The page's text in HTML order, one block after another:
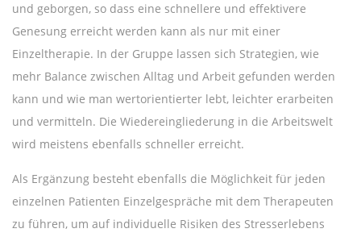
und geborgen, so dass eine schnellere und effektivere
Genesung erreicht werden kann als nur mit einer
Einzeltherapie. In der Gruppe lassen sich Strategien, wie
mehr Balance zwischen Alltag und Arbeit gefunden werden
kann und wie man wertorientierter lebt, leichter erarbeiten
und vermitteln. Die Wiedereingliederung in die Arbeitswelt
wird meistens ebenfalls schneller erreicht.
Als Ergänzung besteht ebenfalls die Möglichkeit für jeden
einzelnen Patienten Einzelgespräche mit dem Therapeuten
zu führen, um auf individuelle Risiken des Stresserlebens